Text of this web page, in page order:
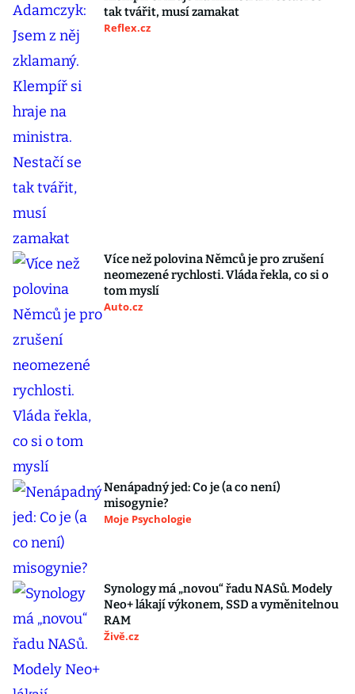
tak tvářit, musí zamakat
Reflex.cz
Více než polovina Němců je pro zrušení
neomezené rychlosti. Vláda řekla, co si o
tom myslí
Auto.cz
Nenápadný jed: Co je (a co není)
misogynie?
Moje Psychologie
Synology má „novou“ řadu NASů. Modely
Neo+ lákají výkonem, SSD a vyměnitelnou
RAM
Živě.cz